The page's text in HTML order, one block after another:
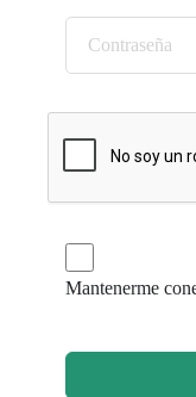
Mantenerme